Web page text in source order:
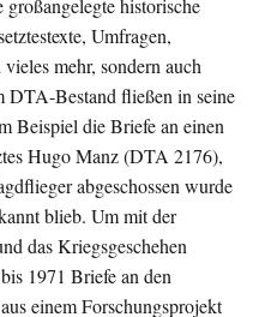
großangelegte historische
Umfragen,
mehr, sondern auch
DTA-Bestand fließen in seine
Beispiel die Briefe an einen
Hugo Manz (DTA 2176),
abgeschossen wurde
blieb. Um mit der
das Kriegsgeschehen
1971 Briefe an den
einem Forschungsprojekt